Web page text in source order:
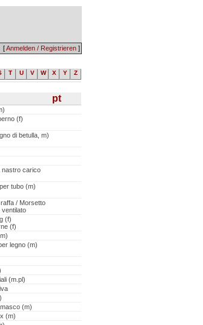
[Anmelden / Registrieren ]
T U V W X Y Z
pt
(f)
di betulla, m)
nastro carico
tubo (m)
/ Morsetto
ventilato
(f)
(f)
legno (m)
(m.pl)
(m)
(m)